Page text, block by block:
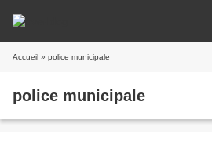
Accueil » police municipale
police municipale